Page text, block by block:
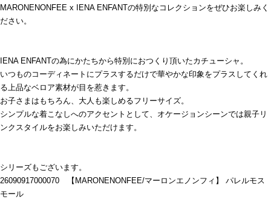
MARONENONFEE x IENA ENFANTの特別なコレクションをぜひお楽しみく
ださい。
IENA ENFANTの為にかたちから特別におつくり頂いたカチューシャ。
いつものコーディネートにプラスするだけで華やかな印象をプラスしてくれ
る上品なベロア素材が目を惹きます。
お子さまはもちろん、大人も楽しめるフリーサイズ。
シンプルな着こなしへのアクセントとして、オケージョンシーンでは親子リ
ンクスタイルをお楽しみいただけます。
シリーズもございます。
26090917000070 【MARONENONFEE/マーロンエノンフィ】 パレルモス
モール